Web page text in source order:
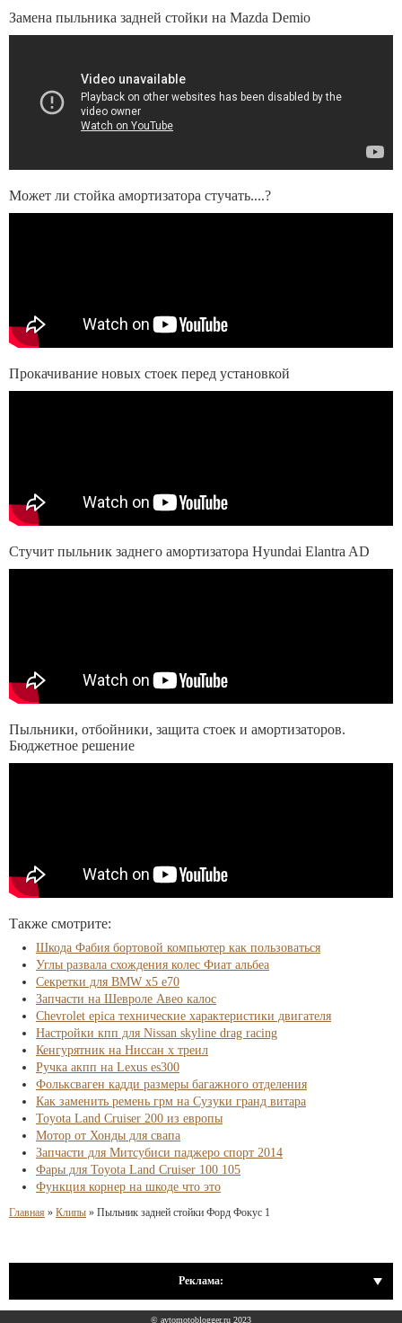
Замена пыльника задней стойки на Mazda Demio
Может ли стойка амортизатора стучать....?
Прокачивание новых стоек перед установкой
Стучит пыльник заднего амортизатора Hyundai Elantra AD
Пыльники, отбойники, защита стоек и амортизаторов.
Бюджетное решение
Также смотрите:
Шкода Фабия бортовой компьютер как пользоваться
Углы развала схождения колес Фиат альбеа
Секретки для BMW x5 e70
Запчасти на Шевроле Авео калос
Chevrolet epica технические характеристики двигателя
Настройки кпп для Nissan skyline drag racing
Кенгурятник на Ниссан х треил
Ручка акпп на Lexus es300
Фольксваген кадди размеры багажного отделения
Как заменить ремень грм на Сузуки гранд витара
Toyota Land Cruiser 200 из европы
Мотор от Хонды для свапа
Запчасти для Митсубиси паджеро спорт 2014
Фары для Toyota Land Cruiser 100 105
Функция корнер на шкоде что это
Главная » Клипы » Пыльник задней стойки Форд Фокус 1
Реклама:
© avtomotoblogger.ru 2023